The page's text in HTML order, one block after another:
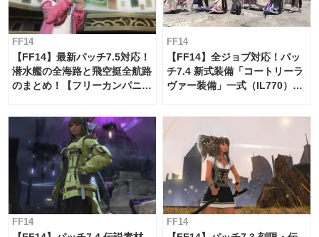
FF14
【FF14】最新パッチ7.5対応！
潜水艦の全海路と飛空挺全航路
のまとめ！【フリーカンパニ
FF14
【FF14】全ジョブ対応！パッ
チ7.4 新式装備「コートリーラ
ヴァー装備」一式（IL770）の
FF14 FF14